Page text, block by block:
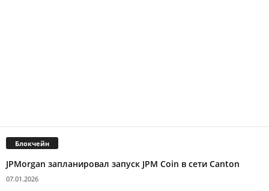
Блокчейн
JPMorgan запланировал запуск JPM Coin в сети Canton
07.01.2026